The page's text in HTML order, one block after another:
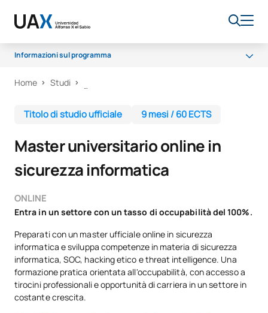
Informazioni sul programma
Programma
Opportunità di carriera
Home Studi
Titolo di studio ufficiale 9 mesi / 60 ECTS
Master universitario online in
sicurezza informatica
ONLINE
Entra in un settore con un tasso di occupabilità del 100%.
Preparati con un master ufficiale online in sicurezza
informatica e sviluppa competenze in materia di sicurezza
informatica, SOC, hacking etico e threat intelligence. Una
formazione pratica orientata all'occupabilità, con accesso a
tirocini professionali e opportunità di carriera in un settore in
costante crescita.